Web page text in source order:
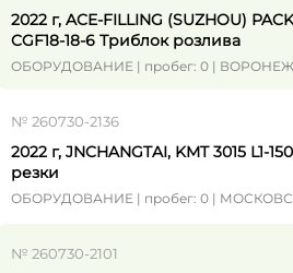
2022 г, ACE-FILLING (SUZHOU)
CGF18-18-6 Триблок розлива
ОБОРУДОВАНИЕ | пробег: 0 |
№ 260730-2136
2022 г, JNCHANGTAI, KMT 3015 L1-
резки
ОБОРУДОВАНИЕ | пробег: 0 |
№ 260730-2101